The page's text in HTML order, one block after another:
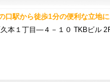
口駅から徒歩1分の便利な立地
本１丁目―４－１０ TKBビル